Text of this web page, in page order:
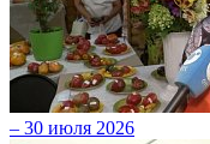
– 30 июля 2026